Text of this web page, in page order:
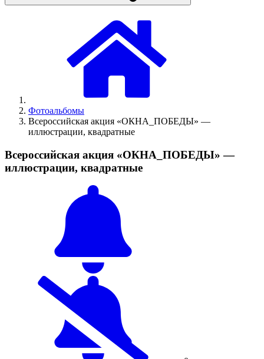
Фотоальбомы
Всероссийская акция «ОКНА_ПОБЕДЫ» —
иллюстрации, квадратные
Всероссийская акция «ОКНА_ПОБЕДЫ» —
иллюстрации, квадратные